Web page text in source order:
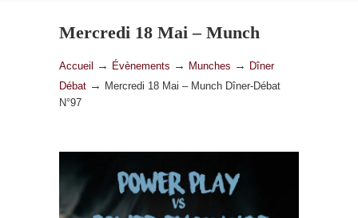
Mercredi 18 Mai – Munch
Dîner-Débat N°97
Accueil → Évènements → Munches →
Dîner
Débat →
Mercredi 18 Mai – Munch Dîner-Débat
N°97